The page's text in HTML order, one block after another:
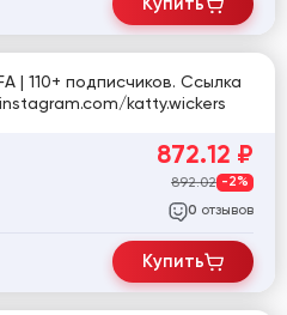
Купить
| 110+ подписчиков. Ссылка
katty.wickers
872.12 ₽
892.02 -2%
0 отзывов
Купить